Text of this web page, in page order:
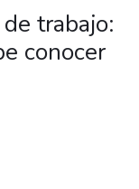
trabajo:
conocer